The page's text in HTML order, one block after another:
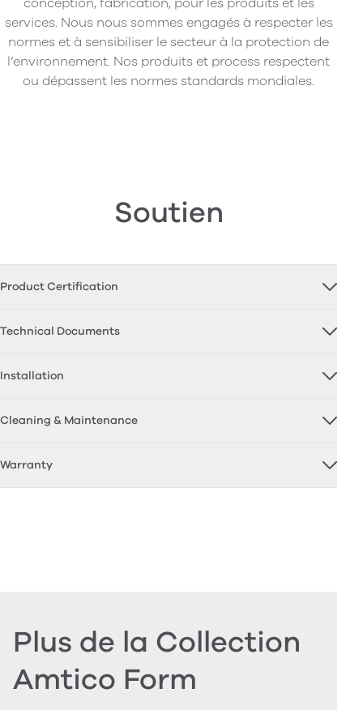
services. Nous nous sommes engagés à respecter les
normes et à sensibiliser le secteur à la protection de
l’environnement. Nos produits et process respectent
ou dépassent les normes standards mondiales.
Soutien
Product Certification
Technical Documents
Installation
Cleaning & Maintenance
Warranty
Plus de la Collection
Amtico Form